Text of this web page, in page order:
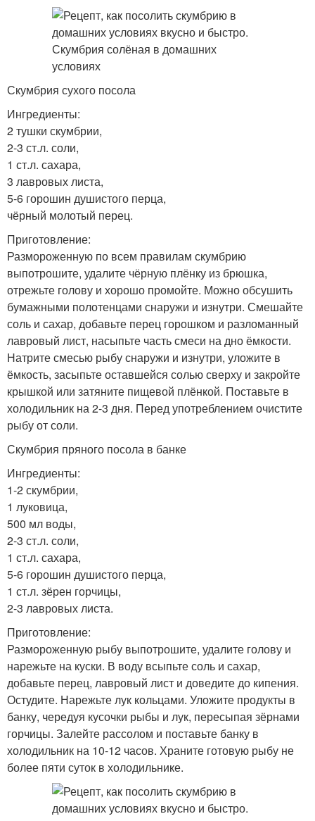
Скумбрия сухого посола
Ингредиенты:
2 тушки скумбрии,
2-3 ст.л. соли,
1 ст.л. сахара,
3 лавровых листа,
5-6 горошин душистого перца,
чёрный молотый перец.
Приготовление:
Размороженную по всем правилам скумбрию
выпотрошите, удалите чёрную плёнку из брюшка,
отрежьте голову и хорошо промойте. Можно обсушить
бумажными полотенцами снаружи и изнутри. Смешайте
соль и сахар, добавьте перец горошком и разломанный
лавровый лист, насыпьте часть смеси на дно ёмкости.
Натрите смесью рыбу снаружи и изнутри, уложите в
ёмкость, засыпьте оставшейся солью сверху и закройте
крышкой или затяните пищевой плёнкой. Поставьте в
холодильник на 2-3 дня. Перед употреблением очистите
рыбу от соли.
Скумбрия пряного посола в банке
Ингредиенты:
1-2 скумбрии,
1 луковица,
500 мл воды,
2-3 ст.л. соли,
1 ст.л. сахара,
5-6 горошин душистого перца,
1 ст.л. зёрен горчицы,
2-3 лавровых листа.
Приготовление:
Размороженную рыбу выпотрошите, удалите голову и
нарежьте на куски. В воду всыпьте соль и сахар,
добавьте перец, лавровый лист и доведите до кипения.
Остудите. Нарежьте лук кольцами. Уложите продукты в
банку, чередуя кусочки рыбы и лук, пересыпая зёрнами
горчицы. Залейте рассолом и поставьте банку в
холодильник на 10-12 часов. Храните готовую рыбу не
более пяти суток в холодильнике.